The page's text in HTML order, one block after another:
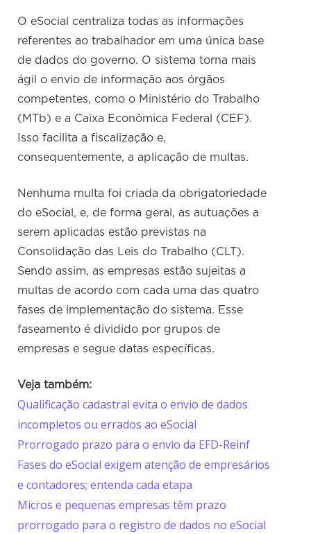
O eSocial centraliza todas as informações
referentes ao trabalhador em uma única base
de dados do governo. O sistema torna mais
ágil o envio de informação aos órgãos
competentes, como o Ministério do Trabalho
(MTb) e a Caixa Econômica Federal (CEF).
Isso facilita a fiscalização e,
consequentemente, a aplicação de multas.
Nenhuma multa foi criada da obrigatoriedade
do eSocial, e, de forma geral, as autuações a
serem aplicadas estão previstas na
Consolidação das Leis do Trabalho (CLT).
Sendo assim, as empresas estão sujeitas a
multas de acordo com cada uma das quatro
fases de implementação do sistema. Esse
faseamento é dividido por grupos de
empresas e segue datas específicas.
Veja também:
Qualificação cadastral evita o envio de dados
incompletos ou errados ao eSocial
Prorrogado prazo para o envio da EFD-Reinf
Fases do eSocial exigem atenção de empresários
e contadores; entenda cada etapa
Micros e pequenas empresas têm prazo
prorrogado para o registro de dados no eSocial